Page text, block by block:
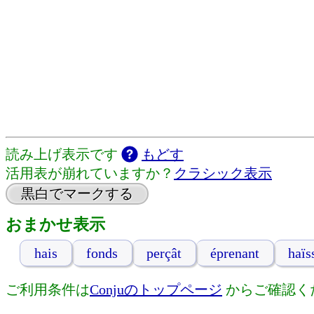
読み上げ表示です
もどす
活用表が崩れていますか？ クラシック表示
黒白でマークする
おまかせ表示
hais fonds perçât éprenant
ご利用条件はConjuのトップページ からご確認く